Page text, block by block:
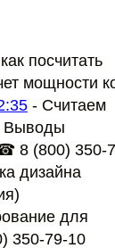
посчитать
мощности
- Считаем
Выводы
8 (800) 350-
для
350-79-10